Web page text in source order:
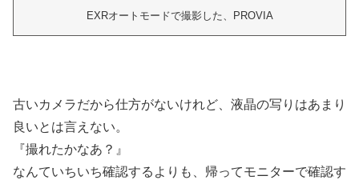
EXRオートモードで撮影した、PROVIA
古いカメラだから仕方がないけれど、液晶の写りはあまり
良いとは言えない。
『撮れたかなあ？』
なんていちいち確認するよりも、帰ってモニターで確認す